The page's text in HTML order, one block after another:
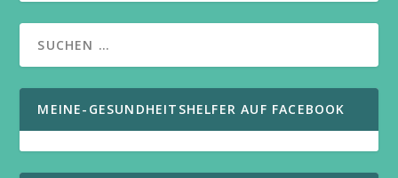
MEINE-GESUNDHEITSHELFER AUF FACEBOOK